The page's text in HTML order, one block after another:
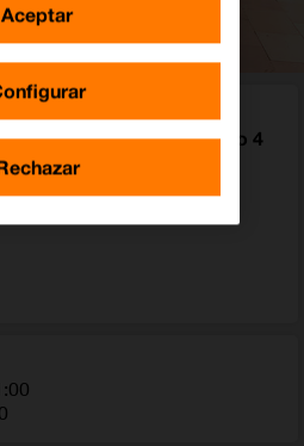
Calle Laurea Miro 4
(Barcelona)
Aceptar